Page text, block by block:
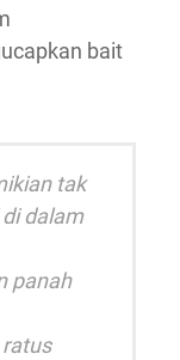
bait
tak
dalam
panah